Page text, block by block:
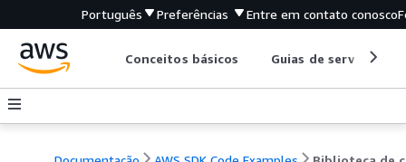
Português Preferências Entre em contato conosco
Conceitos básicos Guias de serviço